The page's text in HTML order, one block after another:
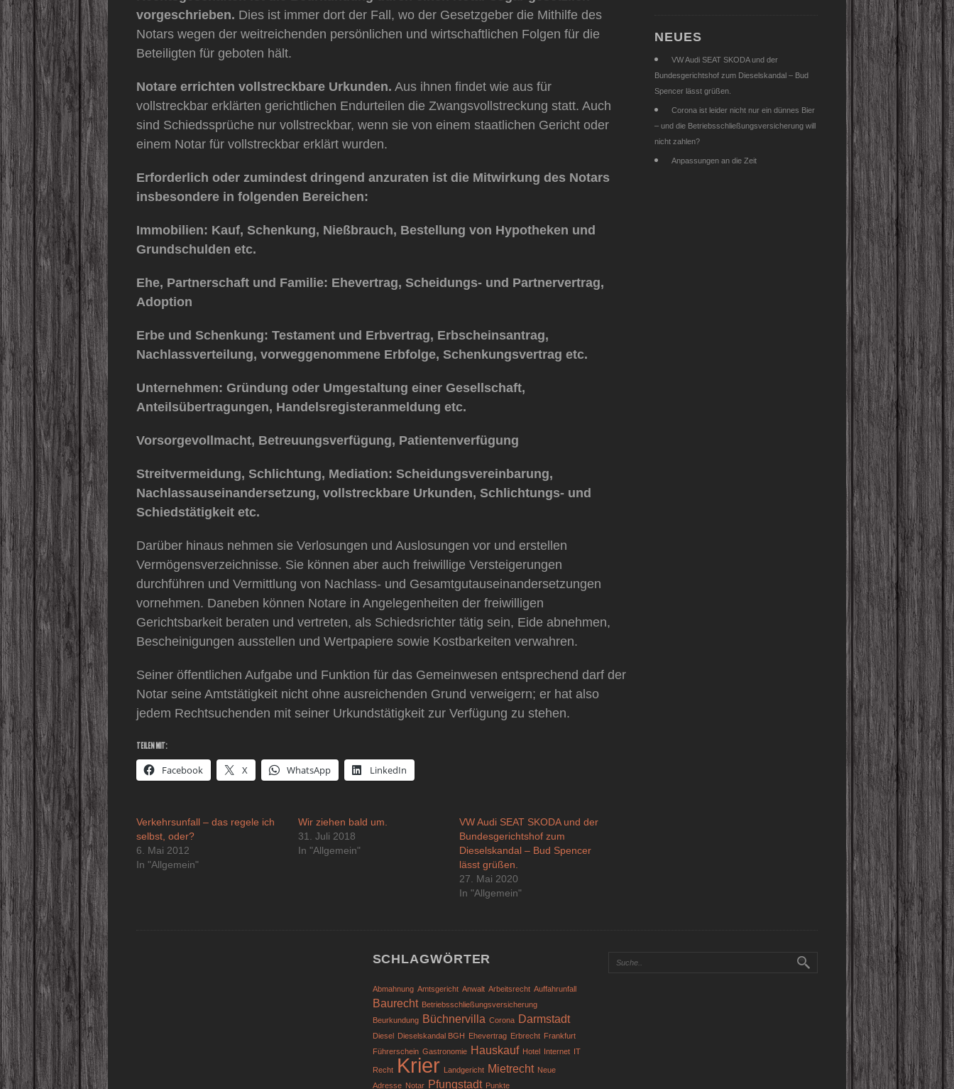
vorgeschrieben. Dies ist immer dort der Fall, wo der Gesetzgeber die Mithilfe des
Notars wegen der weitreichenden persönlichen und wirtschaftlichen Folgen für die
Beteiligten für geboten hält.
Notare errichten vollstreckbare Urkunden. Aus ihnen findet wie aus für
vollstreckbar erklärten gerichtlichen Endurteilen die Zwangsvollstreckung statt. Auch
sind Schiedssprüche nur vollstreckbar, wenn sie von einem staatlichen Gericht oder
einem Notar für vollstreckbar erklärt wurden.
Erforderlich oder zumindest dringend anzuraten ist die Mitwirkung des Notars
insbesondere in folgenden Bereichen:
Immobilien: Kauf, Schenkung, Nießbrauch, Bestellung von Hypotheken und
Grundschulden etc.
Ehe, Partnerschaft und Familie: Ehevertrag, Scheidungs- und Partnervertrag,
Adoption
Erbe und Schenkung: Testament und Erbvertrag, Erbscheinsantrag,
Nachlassverteilung, vorweggenommene Erbfolge, Schenkungsvertrag etc.
Unternehmen: Gründung oder Umgestaltung einer Gesellschaft,
Anteilsübertragungen, Handelsregisteranmeldung etc.
Vorsorgevollmacht, Betreuungsverfügung, Patientenverfügung
Streitvermeidung, Schlichtung, Mediation: Scheidungsvereinbarung,
Nachlassauseinandersetzung, vollstreckbare Urkunden, Schlichtungs- und
Schiedstätigkeit etc.
Darüber hinaus nehmen sie Verlosungen und Auslosungen vor und erstellen
Vermögensverzeichnisse. Sie können aber auch freiwillige Versteigerungen
durchführen und Vermittlung von Nachlass- und Gesamtgutauseinandersetzungen
vornehmen. Daneben können Notare in Angelegenheiten der freiwilligen
Gerichtsbarkeit beraten und vertreten, als Schiedsrichter tätig sein, Eide abnehmen,
Bescheinigungen ausstellen und Wertpapiere sowie Kostbarkeiten verwahren.
Seiner öffentlichen Aufgabe und Funktion für das Gemeinwesen entsprechend darf der
Notar seine Amtstätigkeit nicht ohne ausreichenden Grund verweigern; er hat also
jedem Rechtsuchenden mit seiner Urkundstätigkeit zur Verfügung zu stehen.
TEILEN MIT:
Facebook X WhatsApp LinkedIn
Verkehrsunfall – das regele ich
selbst, oder?
6. Mai 2012
In "Allgemein"
Wir ziehen bald um.
31. Juli 2018
In "Allgemein"
VW Audi SEAT SKODA und der
Bundesgerichtshof zum
Dieselskandal – Bud Spencer
lässt grüßen.
27. Mai 2020
In "Allgemein"
NEUES
VW Audi SEAT SKODA und der
Bundesgerichtshof zum Dieselskandal – Bud
Spencer lässt grüßen.
Corona ist leider nicht nur ein dünnes Bier
– und die Betriebsschließungsversicherung will
nicht zahlen?
Anpassungen an die Zeit
SCHLAGWÖRTER
Abmahnung Amtsgericht Anwalt Arbeitsrecht Auffahrunfall
Baurecht Betriebsschließungsversicherung
Beurkundung Büchnervilla Corona Darmstadt
Diesel Dieselskandal BGH Ehevertrag Erbrecht Frankfurt
Führerschein Gastronomie Hauskauf Hotel Internet IT
Recht Krier Landgericht Mietrecht Neue
Adresse Notar Pfungstadt Punkte